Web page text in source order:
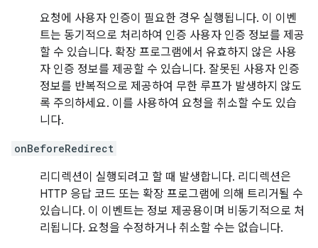
요청에 사용자 인증이 필요한 경우 실행됩니다. 이 이벤
트는 동기적으로 처리하여 인증 사용자 인증 정보를 제공
할 수 있습니다. 확장 프로그램에서 유효하지 않은 사용
자 인증 정보를 제공할 수 있습니다. 잘못된 사용자 인증
정보를 반복적으로 제공하여 무한 루프가 발생하지 않도
록 주의하세요. 이를 사용하여 요청을 취소할 수도 있습
니다.
onBeforeRedirect
리디렉션이 실행되려고 할 때 발생합니다. 리디렉션은
HTTP 응답 코드 또는 확장 프로그램에 의해 트리거될 수
있습니다. 이 이벤트는 정보 제공용이며 비동기적으로 처
리됩니다. 요청을 수정하거나 취소할 수는 없습니다.